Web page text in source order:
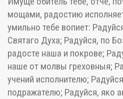
мощами, радостию
умильно тебе вопиет:
Святаго Духа; Радуйся, по
радосте наша и покрове;
наше от молвы греховныя;
учений исполнителю;
подражателю; Радуйся, яко